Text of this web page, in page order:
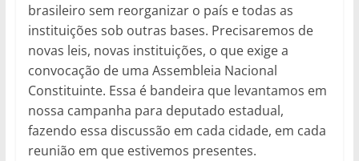
brasileiro sem reorganizar o país e todas as
instituições sob outras bases. Precisaremos de
novas leis, novas instituições, o que exige a
convocação de uma Assembleia Nacional
Constituinte. Essa é bandeira que levantamos em
nossa campanha para deputado estadual,
fazendo essa discussão em cada cidade, em cada
reunião em que estivemos presentes.